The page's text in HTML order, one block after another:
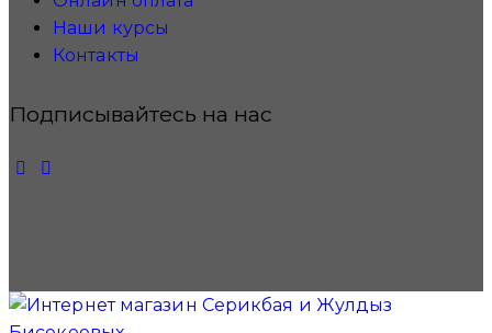
Наши курсы
Контакты
Подписывайтесь на нас